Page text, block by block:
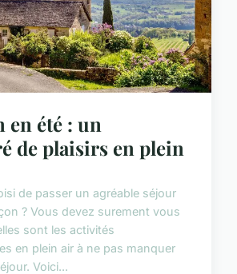
en été : un
de plaisirs en plein
de passer un agréable séjour
? Vous devez surement vous
sont les activités
en plein air à ne pas manquer
Voici...